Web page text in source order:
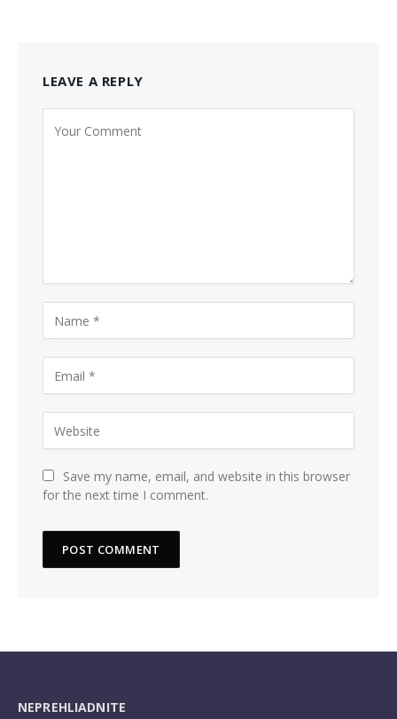
LEAVE A REPLY
Save my name, email, and website in this browser
for the next time I comment.
NEPREHLIADNITE